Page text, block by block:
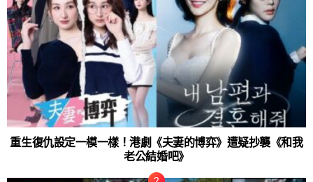
重生復仇設定一模一樣！港劇《夫妻的博弈》遭疑抄襲《和我
老公結婚吧》